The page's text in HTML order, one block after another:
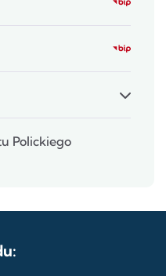
Polickiego